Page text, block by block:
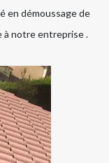
en démoussage de
à notre entreprise .